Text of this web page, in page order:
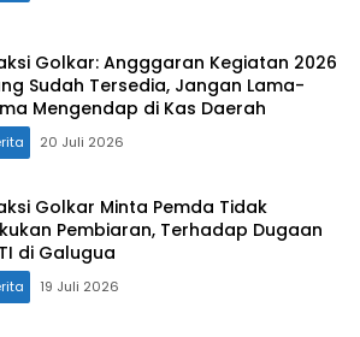
Golkar: Angggaran Kegiatan 2026
Sudah Tersedia, Jangan Lama-
Mengendap di Kas Daerah
20 Juli 2026
Golkar Minta Pemda Tidak
Pembiaran, Terhadap Dugaan
di Galugua
19 Juli 2026